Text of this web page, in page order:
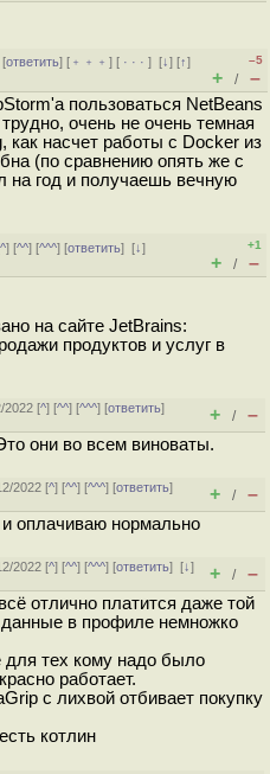
[ответить] [ ﹢﹢﹢] [ · · ·][↓] [↑]
–5
+ / –
пользоваться NetBeans
очень не очень темная
как насчет работы с Docker из
(по сравнению опять же с
на год и получаешь вечную
^] [^^] [^^^] [ответить][↓]
+1
+ / –
на сайте JetBrains:
продуктов и услуг в
2022 [^] [^^] [^^^] [ответить]
+ / –
они во всем виноваты.
2022 [^] [^^] [^^^] [ответить]
+ / –
оплачиваю нормально
2022 [^] [^^] [^^^] [ответить][↓]
+ / –
отлично платится даже той
в профиле немножко
для тех кому надо было
работает.
с лихвой отбивает покупку
котлин